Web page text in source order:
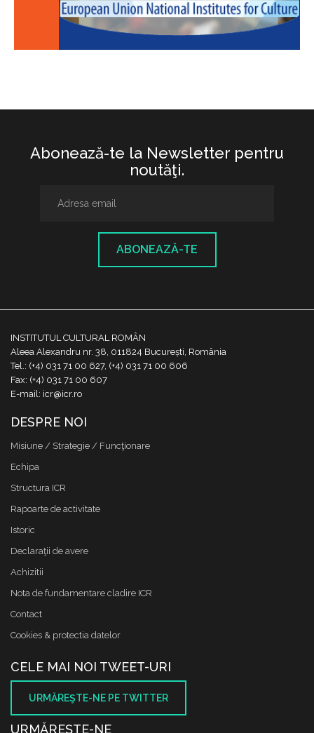
Abonează-te la Newsletter pentru
noutăţi.
ABONEAZĂ-TE
INSTITUTUL CULTURAL ROMÂN
Aleea Alexandru nr. 38, 011824 București, România
Tel.: (+4) 031 71 00 627, (+4) 031 71 00 606
Fax: (+4) 031 71 00 607
E-mail: icr@icr.ro
DESPRE NOI
Misiune / Strategie / Funcţionare
Echipa
Structura ICR
Rapoarte de activitate
Istoric
Declaraţii de avere
Achizitii
Nota de fundamentare cladire ICR
Contact
Cookies & protectia datelor
CELE MAI NOI TWEET-URI
URMĂREŞTE-NE PE TWITTER
URMĂREŞTE-NE